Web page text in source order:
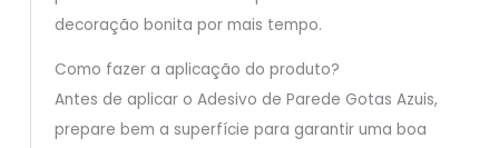
decoração bonita por mais tempo.
Como fazer a aplicação do produto?
Antes de aplicar o Adesivo de Parede Gotas Azuis,
prepare bem a superfície para garantir uma boa